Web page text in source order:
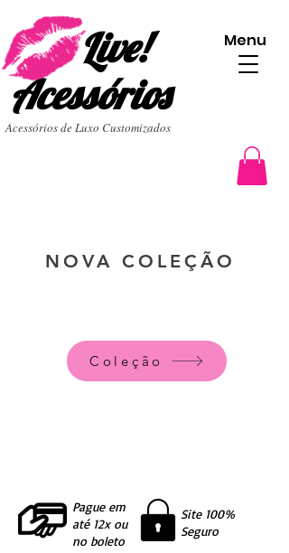
Live!
Acessórios
Acessórios de Luxo Customizados
NOVA COLEÇÃO
Menu
Coleção
Pague em
até 12x ou
no boleto
Site 100%
Seguro